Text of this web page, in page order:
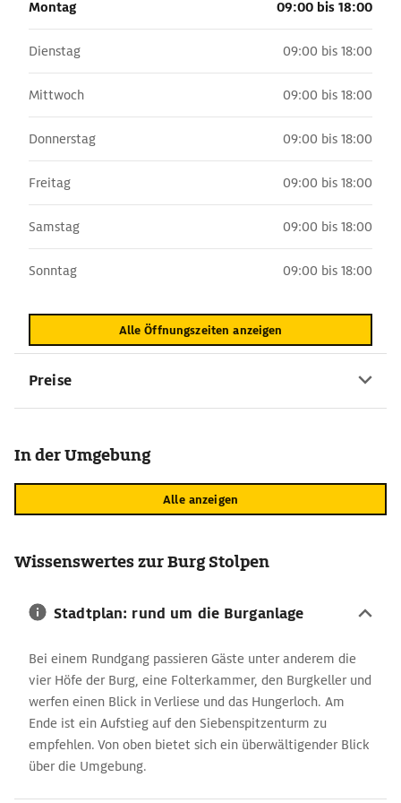
Montag 09:00 bis 18:00
Dienstag 09:00 bis 18:00
Mittwoch 09:00 bis 18:00
Donnerstag 09:00 bis 18:00
Freitag 09:00 bis 18:00
Samstag 09:00 bis 18:00
Sonntag 09:00 bis 18:00
Alle Öffnungszeiten anzeigen
Preise
In der Umgebung
Alle anzeigen
Wissenswertes zur Burg Stolpen
Stadtplan: rund um die Burganlage
Bei einem Rundgang passieren Gäste unter anderem die
vier Höfe der Burg, eine Folterkammer, den Burgkeller und
werfen einen Blick in Verliese und das Hungerloch. Am
Ende ist ein Aufstieg auf den Siebenspitzenturm zu
empfehlen. Von oben bietet sich ein überwältigender Blick
über die Umgebung.